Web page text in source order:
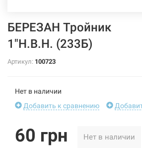
БЕРЕЗАН Тройник
1"Н.В.Н. (233Б)
Артикул: 100723
Нет в наличии
Добавить к сравнению
60 грн Нет в наличии